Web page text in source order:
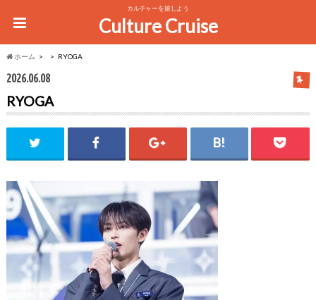
カルチャーを旅しよう
Culture Cruise
ホーム RYOGA
2026.06.08
RYOGA